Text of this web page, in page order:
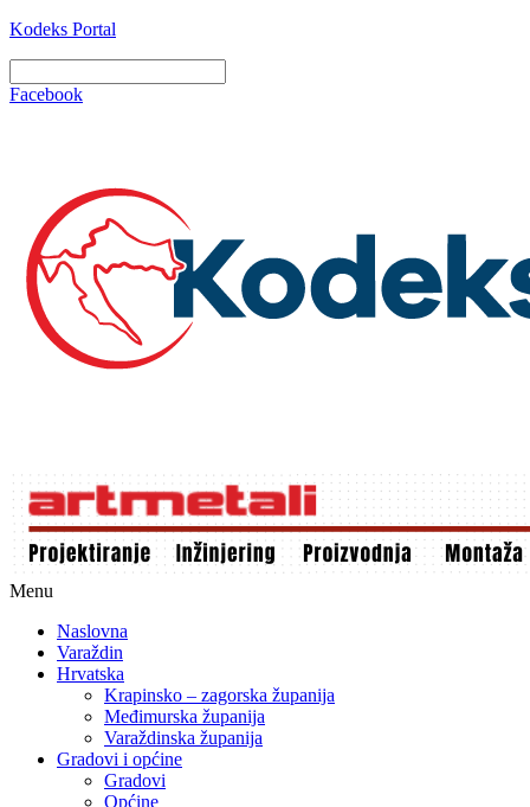
Kodeks Portal
Facebook
Menu
Naslovna
Varaždin
Hrvatska
Krapinsko – zagorska županija
Međimurska županija
Varaždinska županija
Gradovi i općine
Gradovi
Općine